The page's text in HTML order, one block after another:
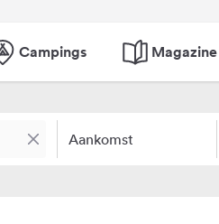
Campings Magazine
Aankomst